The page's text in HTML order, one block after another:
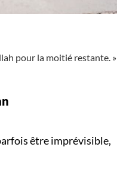
pour la moitié restante. »
être imprévisible,